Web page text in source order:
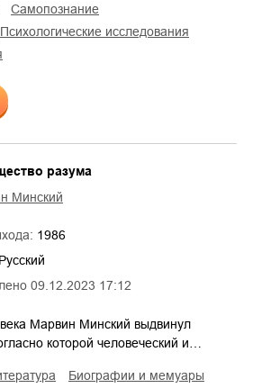
самопознание
психологические исследования
09.12.2023 17:12
разума
Минский
1986
Русский
Марвин Минский выдвинул
которой человеческий и…
биографии и мемуары